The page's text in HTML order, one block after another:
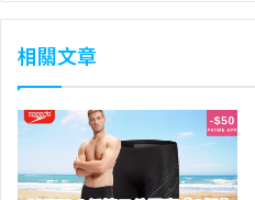
相關文章